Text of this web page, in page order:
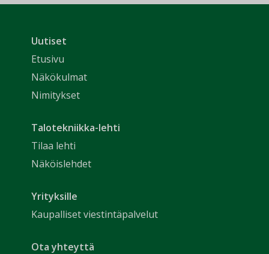
Uutiset
Etusivu
Näkökulmat
Nimitykset
Talotekniikka-lehti
Tilaa lehti
Näköislehdet
Yrityksille
Kaupalliset viestintäpalvelut
Ota yhteyttä